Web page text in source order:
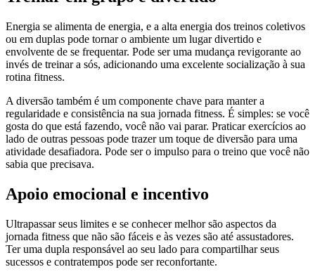
Energia se alimenta de energia, e a alta energia dos treinos coletivos
ou em duplas pode tornar o ambiente um lugar divertido e
envolvente de se frequentar. Pode ser uma mudança revigorante ao
invés de treinar a sós, adicionando uma excelente socialização à sua
rotina fitness.
A diversão também é um componente chave para manter a
regularidade e consistência na sua jornada fitness. É simples: se você
gosta do que está fazendo, você não vai parar. Praticar exercícios ao
lado de outras pessoas pode trazer um toque de diversão para uma
atividade desafiadora. Pode ser o impulso para o treino que você não
sabia que precisava.
Apoio emocional e incentivo
Ultrapassar seus limites e se conhecer melhor são aspectos da
jornada fitness que não são fáceis e às vezes são até assustadores.
Ter uma dupla responsável ao seu lado para compartilhar seus
sucessos e contratempos pode ser reconfortante.